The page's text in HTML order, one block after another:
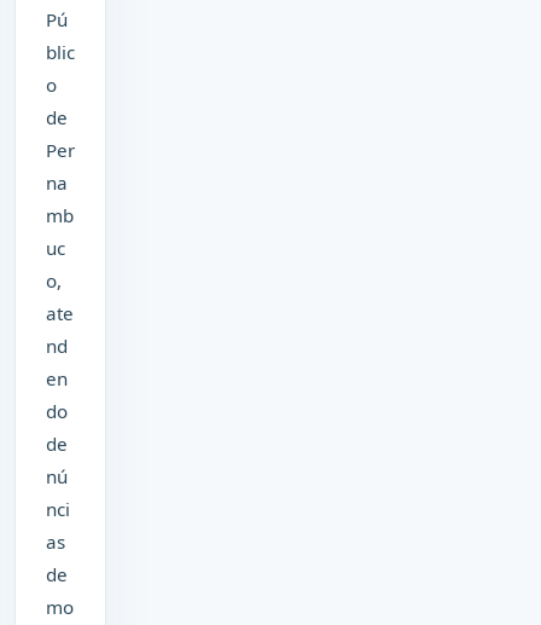
Pú
blic
o
de
Per
na
mb
uc
o,
ate
nd
en
do
de
nú
nci
as
de
mo